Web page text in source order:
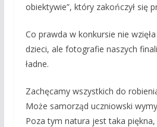
obiektywie”, który zakończył się
Co prawda w konkursie nie
dzieci, ale fotografie naszych
ładne.
Zachęcamy wszystkich do
Może samorząd uczniowski
Poza tym natura jest taka